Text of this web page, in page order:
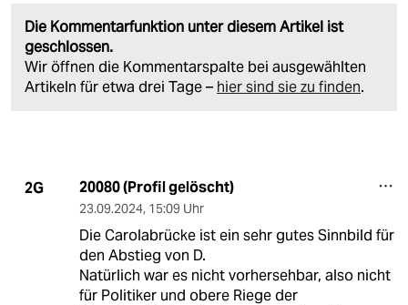
Die Kommentarfunktion unter diesem Artikel ist
geschlossen.
Wir öffnen die Kommentarspalte bei ausgewählten
Artikeln für etwa drei Tage – hier sind sie zu finden.
2G 20080 (Profil gelöscht)
23.09.2024, 15:09 Uhr
Die Carolabrücke ist ein sehr gutes Sinnbild für
den Abstieg von D.
Natürlich war es nicht vorhersehbar, also nicht
für Politiker und obere Riege der